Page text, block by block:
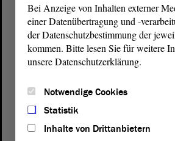
von Sachsen-Anhalt
Domplatz 6–9
39104 Magdeburg
Bei Anzeige von Inhalten externer
einer Datenübertragung und -
der Datenschutzbestimmung der
kommen. Bitte lesen Sie für weitere
unsere Datenschutzerklärung.
Notwendige Cookies
Statistik
Inhalte von Drittanbietern